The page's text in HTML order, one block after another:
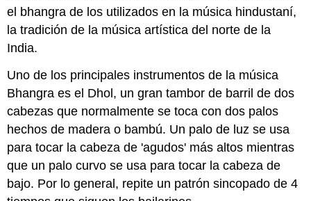
el bhangra de los utilizados en la música hindustaní,
la tradición de la música artística del norte de la
India.
Uno de los principales instrumentos de la música
Bhangra es el Dhol, un gran tambor de barril de dos
cabezas que normalmente se toca con dos palos
hechos de madera o bambú. Un palo de luz se usa
para tocar la cabeza de 'agudos' más altos mientras
que un palo curvo se usa para tocar la cabeza de
bajo. Por lo general, repite un patrón sincopado de 4